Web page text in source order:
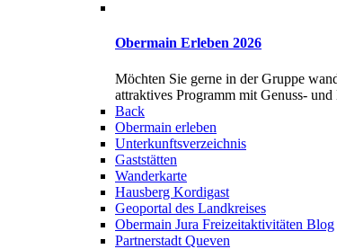
Obermain Erleben 2026
Möchten Sie gerne in der Gruppe
attraktives Programm mit Genuss-
Back
Obermain erleben
Unterkunftsverzeichnis
Gaststätten
Wanderkarte
Hausberg Kordigast
Geoportal des Landkreises
Obermain Jura Freizeitaktivitäten Blog
Partnerstadt Queven